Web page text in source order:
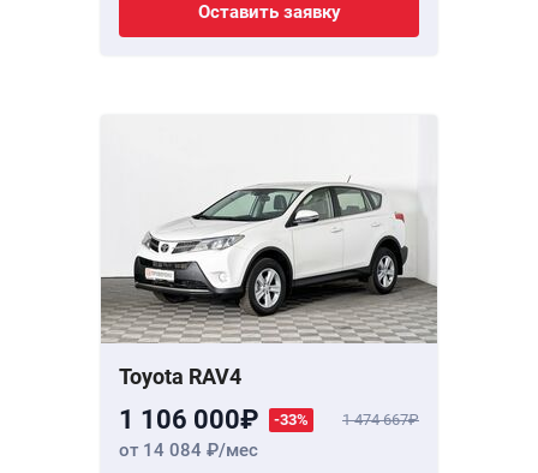
Оставить заявку
Toyota RAV4
1 106 000 -33% 1 474 667
от 14 084 /мес